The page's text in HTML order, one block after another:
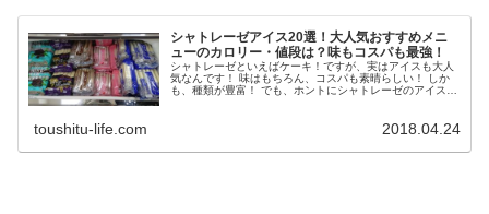
シャトレーゼアイス20選！大人気おすすめメニ
ューのカロリー・値段は？味もコスパも最強！
シャトレーゼといえばケーキ！ですが、実はアイスも大人
気なんです！ 味はもちろん、コスパも素晴らしい！ しか
も、種類が豊富！ でも、ホントにシャトレーゼのアイスっ
toushitu-life.com 2018.04.24